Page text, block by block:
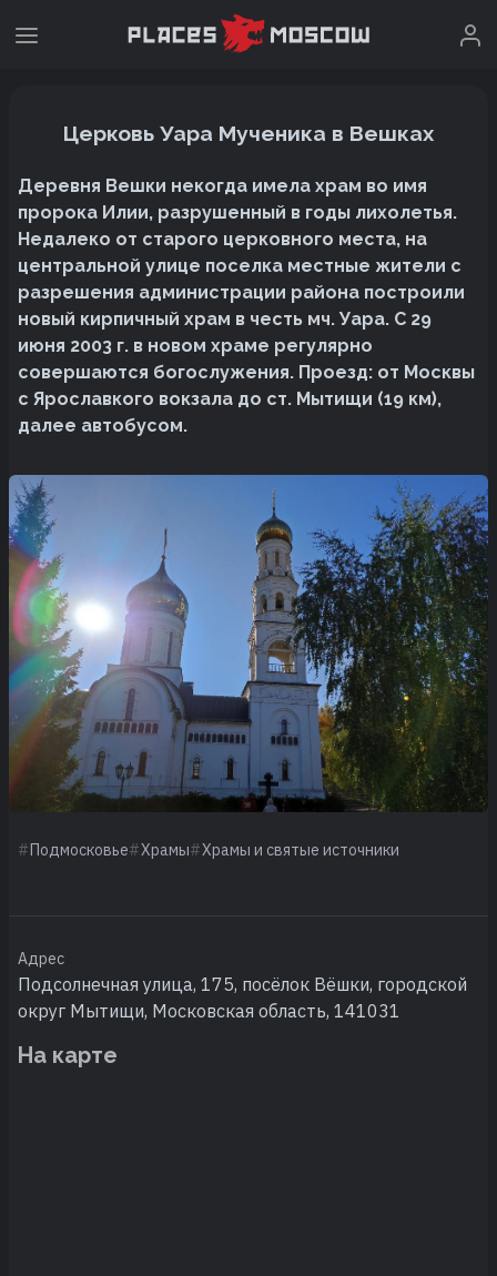
Церковь Уара Мученика в Вешках
Деревня Вешки некогда имела храм во имя
пророка Илии, разрушенный в годы лихолетья.
Недалеко от старого церковного места, на
центральной улице поселка местные жители с
разрешения администрации района построили
новый кирпичный храм в честь мч. Уара. С 29
июня 2003 г. в новом храме регулярно
совершаются богослужения. Проезд: от Москвы
с Ярославкого вокзала до ст. Мытищи (19 км),
далее автобусом.
Подмосковье Храмы Храмы и святые источники
Адрес
Подсолнечная улица, 175, посёлок Вёшки, городской
округ Мытищи, Московская область, 141031
На карте